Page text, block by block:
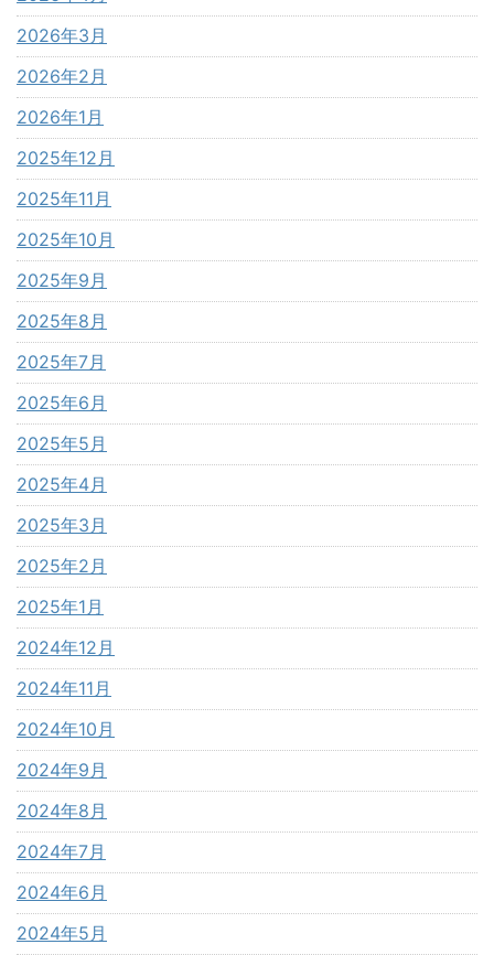
2026年3月
2026年2月
2026年1月
2025年12月
2025年11月
2025年10月
2025年9月
2025年8月
2025年7月
2025年6月
2025年5月
2025年4月
2025年3月
2025年2月
2025年1月
2024年12月
2024年11月
2024年10月
2024年9月
2024年8月
2024年7月
2024年6月
2024年5月